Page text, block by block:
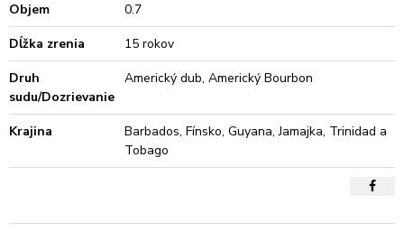
Objem
0.7
Dĺžka zrenia
15 rokov
Druh
sudu/Dozrievanie
Americký dub, Americký Bourbon
Krajina
Barbados, Fínsko, Guyana, Jamajka, Trinidad a
Tobago